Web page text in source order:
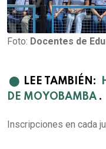
Foto: Docentes de
⬤ LEE TAMBIÉN:
DE MOYOBAMBA .
Inscripciones en cada